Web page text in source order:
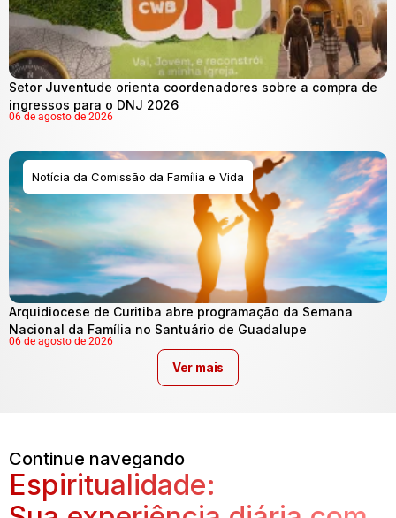
Setor Juventude orienta coordenadores sobre a compra de
ingressos para o DNJ 2026
06 de agosto de 2026
Notícia da Comissão da Família e Vida
Arquidiocese de Curitiba abre programação da Semana
Nacional da Família no Santuário de Guadalupe
06 de agosto de 2026
Ver mais
Continue navegando
Espiritualidade: